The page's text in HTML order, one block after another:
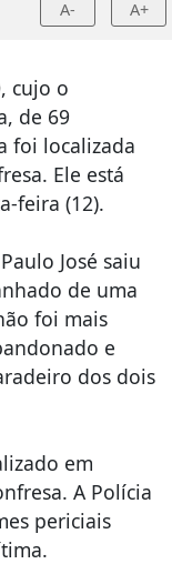
A- A+
cujo o
de 69
foi localizada
Ele está
feira (12).
José saiu
de uma
foi mais
e
dos dois
em
A Polícia
periciais